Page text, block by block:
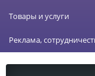
Товары и услуги
Реклама,